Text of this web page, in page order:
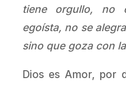
tiene orgullo, no
egoísta, no se
sino que goza con
Dios es Amor, por